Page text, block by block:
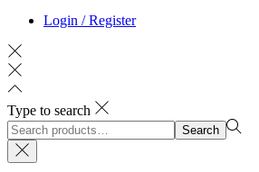
Login / Register
Type to search
Search
for:>
Search